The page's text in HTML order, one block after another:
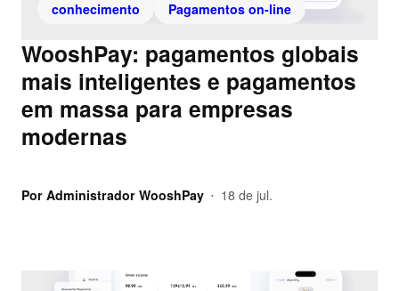
conhecimento Pagamentos on-line
WooshPay: pagamentos globais
mais inteligentes e pagamentos
em massa para empresas
modernas
Por Administrador WooshPay • 18 de jul.